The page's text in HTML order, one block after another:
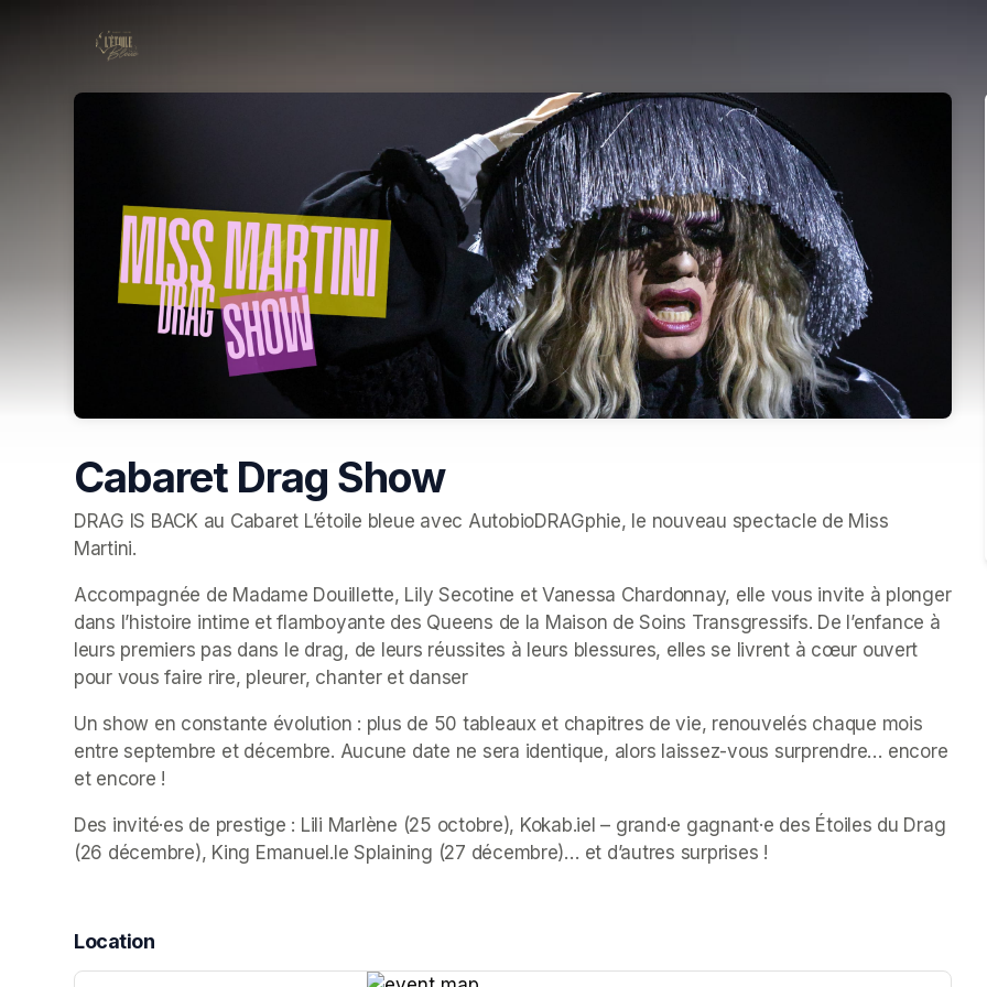
Cabaret Drag Show
DRAG IS BACK au Cabaret L’étoile bleue avec AutobioDRAGphie, le nouveau spectacle de Miss
Martini.
Accompagnée de Madame Douillette, Lily Secotine et Vanessa Chardonnay, elle vous invite à plonger
dans l’histoire intime et flamboyante des Queens de la Maison de Soins Transgressifs. De l’enfance à
leurs premiers pas dans le drag, de leurs réussites à leurs blessures, elles se livrent à cœur ouvert
pour vous faire rire, pleurer, chanter et danser
Un show en constante évolution : plus de 50 tableaux et chapitres de vie, renouvelés chaque mois
entre septembre et décembre. Aucune date ne sera identique, alors laissez-vous surprendre… encore
et encore !
Des invité·es de prestige : Lili Marlène (25 octobre), Kokab.iel – grand·e gagnant·e des Étoiles du Drag
(26 décembre), King Emanuel.le Splaining (27 décembre)… et d’autres surprises !
Location